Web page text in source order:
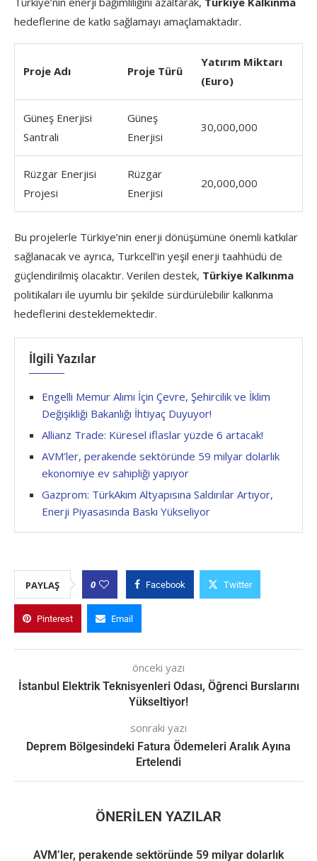
hedeflerine de katkı sağlamayı amaçlamaktadır.
Proje Adı Proje Türü
Yatırım Miktarı
(Euro)
Güneş Enerjisi
Santrali
Güneş
Enerjisi
30,000,000
Rüzgar Enerjisi
Projesi
Rüzgar
Enerjisi
20,000,000
Bu projelerle Türkiye’nin enerji dönüşümüne önemli katkılar
sağlanacak ve ayrıca, Turkcell’in yeşil enerji taahhüdü de
güçlendirilmiş olacaktır. Verilen destek, Türkiye Kalkınma
politikaları ile uyumlu bir şekilde sürdürülebilir kalkınma
hedeflerini desteklemektedir.
İlgili Yazılar
Engelli Memur Alımı İçin Çevre, Şehircilik ve İklim
Değişikliği Bakanlığı İhtiyaç Duyuyor!
Allianz Trade: Küresel iflaslar yüzde 6 artacak!
AVM’ler, perakende sektöründe 59 milyar dolarlık
ekonomiye ev sahipliği yapıyor
Gazprom: TürkAkım Altyapısına Saldırılar Artıyor,
Enerji Piyasasında Baskı Yükseliyor
PAYLAŞ 0 Facebook Twitter
Pinterest Email
önceki yazı
İstanbul Elektrik Teknisyenleri Odası, Öğrenci Burslarını
Yükseltiyor!
sonraki yazı
Deprem Bölgesindeki Fatura Ödemeleri Aralık Ayına
Ertelendi
ÖNERILEN YAZILAR
AVM’ler, perakende sektöründe 59 milyar dolarlık